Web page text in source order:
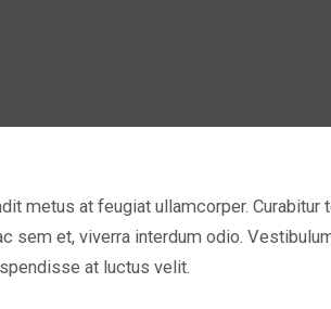
metus at feugiat ullamcorper.
sem et, viverra interdum odio.
at luctus velit.